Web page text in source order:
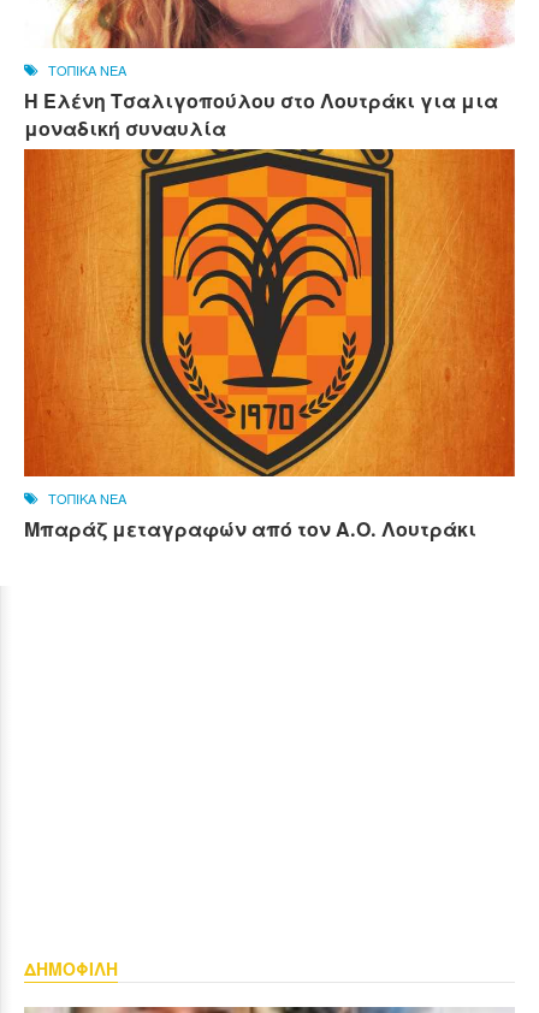
ΤΟΠΙΚΑ ΝΕΑ
Η Ελένη Τσαλιγοπούλου στο Λουτράκι για μια
μοναδική συναυλία
ΤΟΠΙΚΑ ΝΕΑ
Μπαράζ μεταγραφών από τον Α.Ο. Λουτράκι
ΔΗΜΟΦΙΛΗ